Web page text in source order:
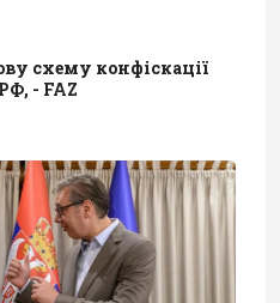
схему конфіскації
- FAZ